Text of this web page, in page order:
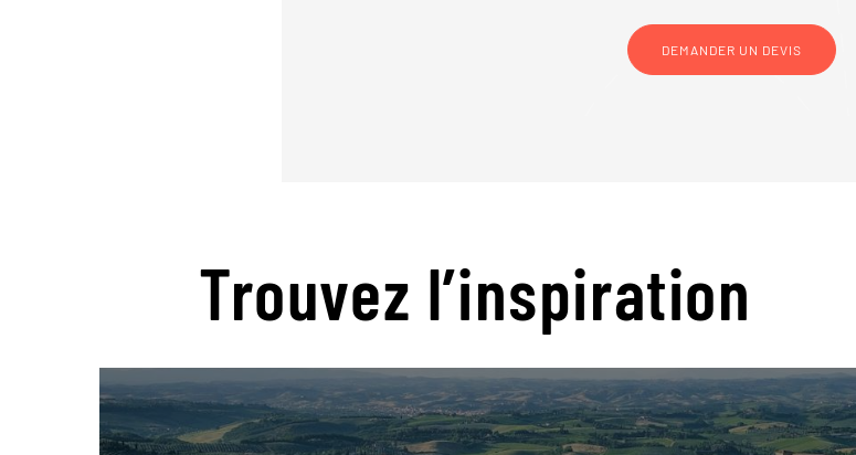
DEMANDER UN DEVIS
Trouvez l’inspiration